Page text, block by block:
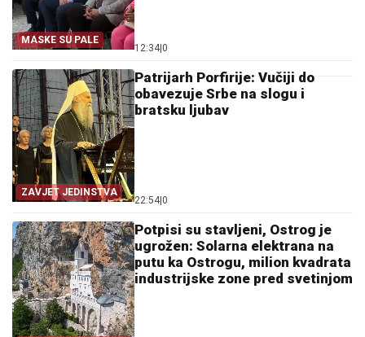
MASKE SU PALE
12:34|0
ZAVJET JEDINSTVA
Patrijarh Porfirije: Vučiji do
obavezuje Srbe na slogu i
bratsku ljubav
22:54|0
Potpisi su stavljeni, Ostrog je
ugrožen: Solarna elektrana na
putu ka Ostrogu, milion kvadrata
industrijske zone pred svetinjom